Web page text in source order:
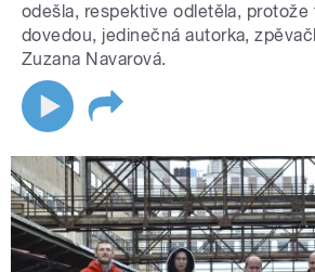
odešla, respektive odletěla, protože
dovedou, jedinečná autorka,
Zuzana Navarová.